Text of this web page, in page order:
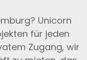
Unicorn
für jeden
Zugang, wir